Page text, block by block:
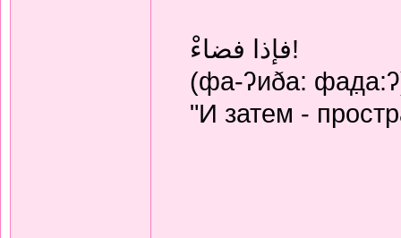
فإذا فضاءْ!
(фа-ʔиðа:
"И затем -